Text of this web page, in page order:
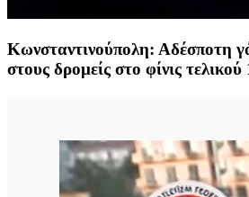
Κωνσταντινούπολη: Αδέσποτη
στους δρομείς στο φίνις